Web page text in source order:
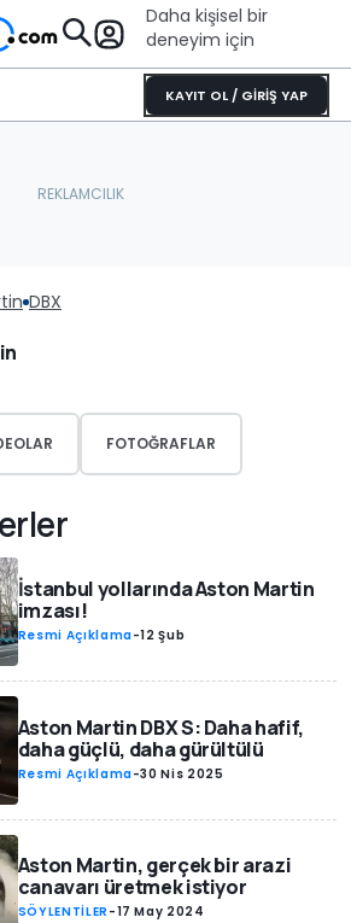
Daha kişisel bir
deneyim için
KAYIT OL / GİRİŞ YAP
DBX
FOTOĞRAFLAR
İstanbul yollarında Aston Martin
imzası!
Resmi Açıklama-12 Şub
Aston Martin DBX S: Daha hafif,
daha güçlü, daha gürültülü
Resmi Açıklama-30 Nis 2025
Aston Martin, gerçek bir arazi
canavarı üretmek istiyor
SÖYLENTİLER -17 May 2024